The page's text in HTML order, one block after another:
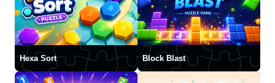
Hexa Sort Block Blast